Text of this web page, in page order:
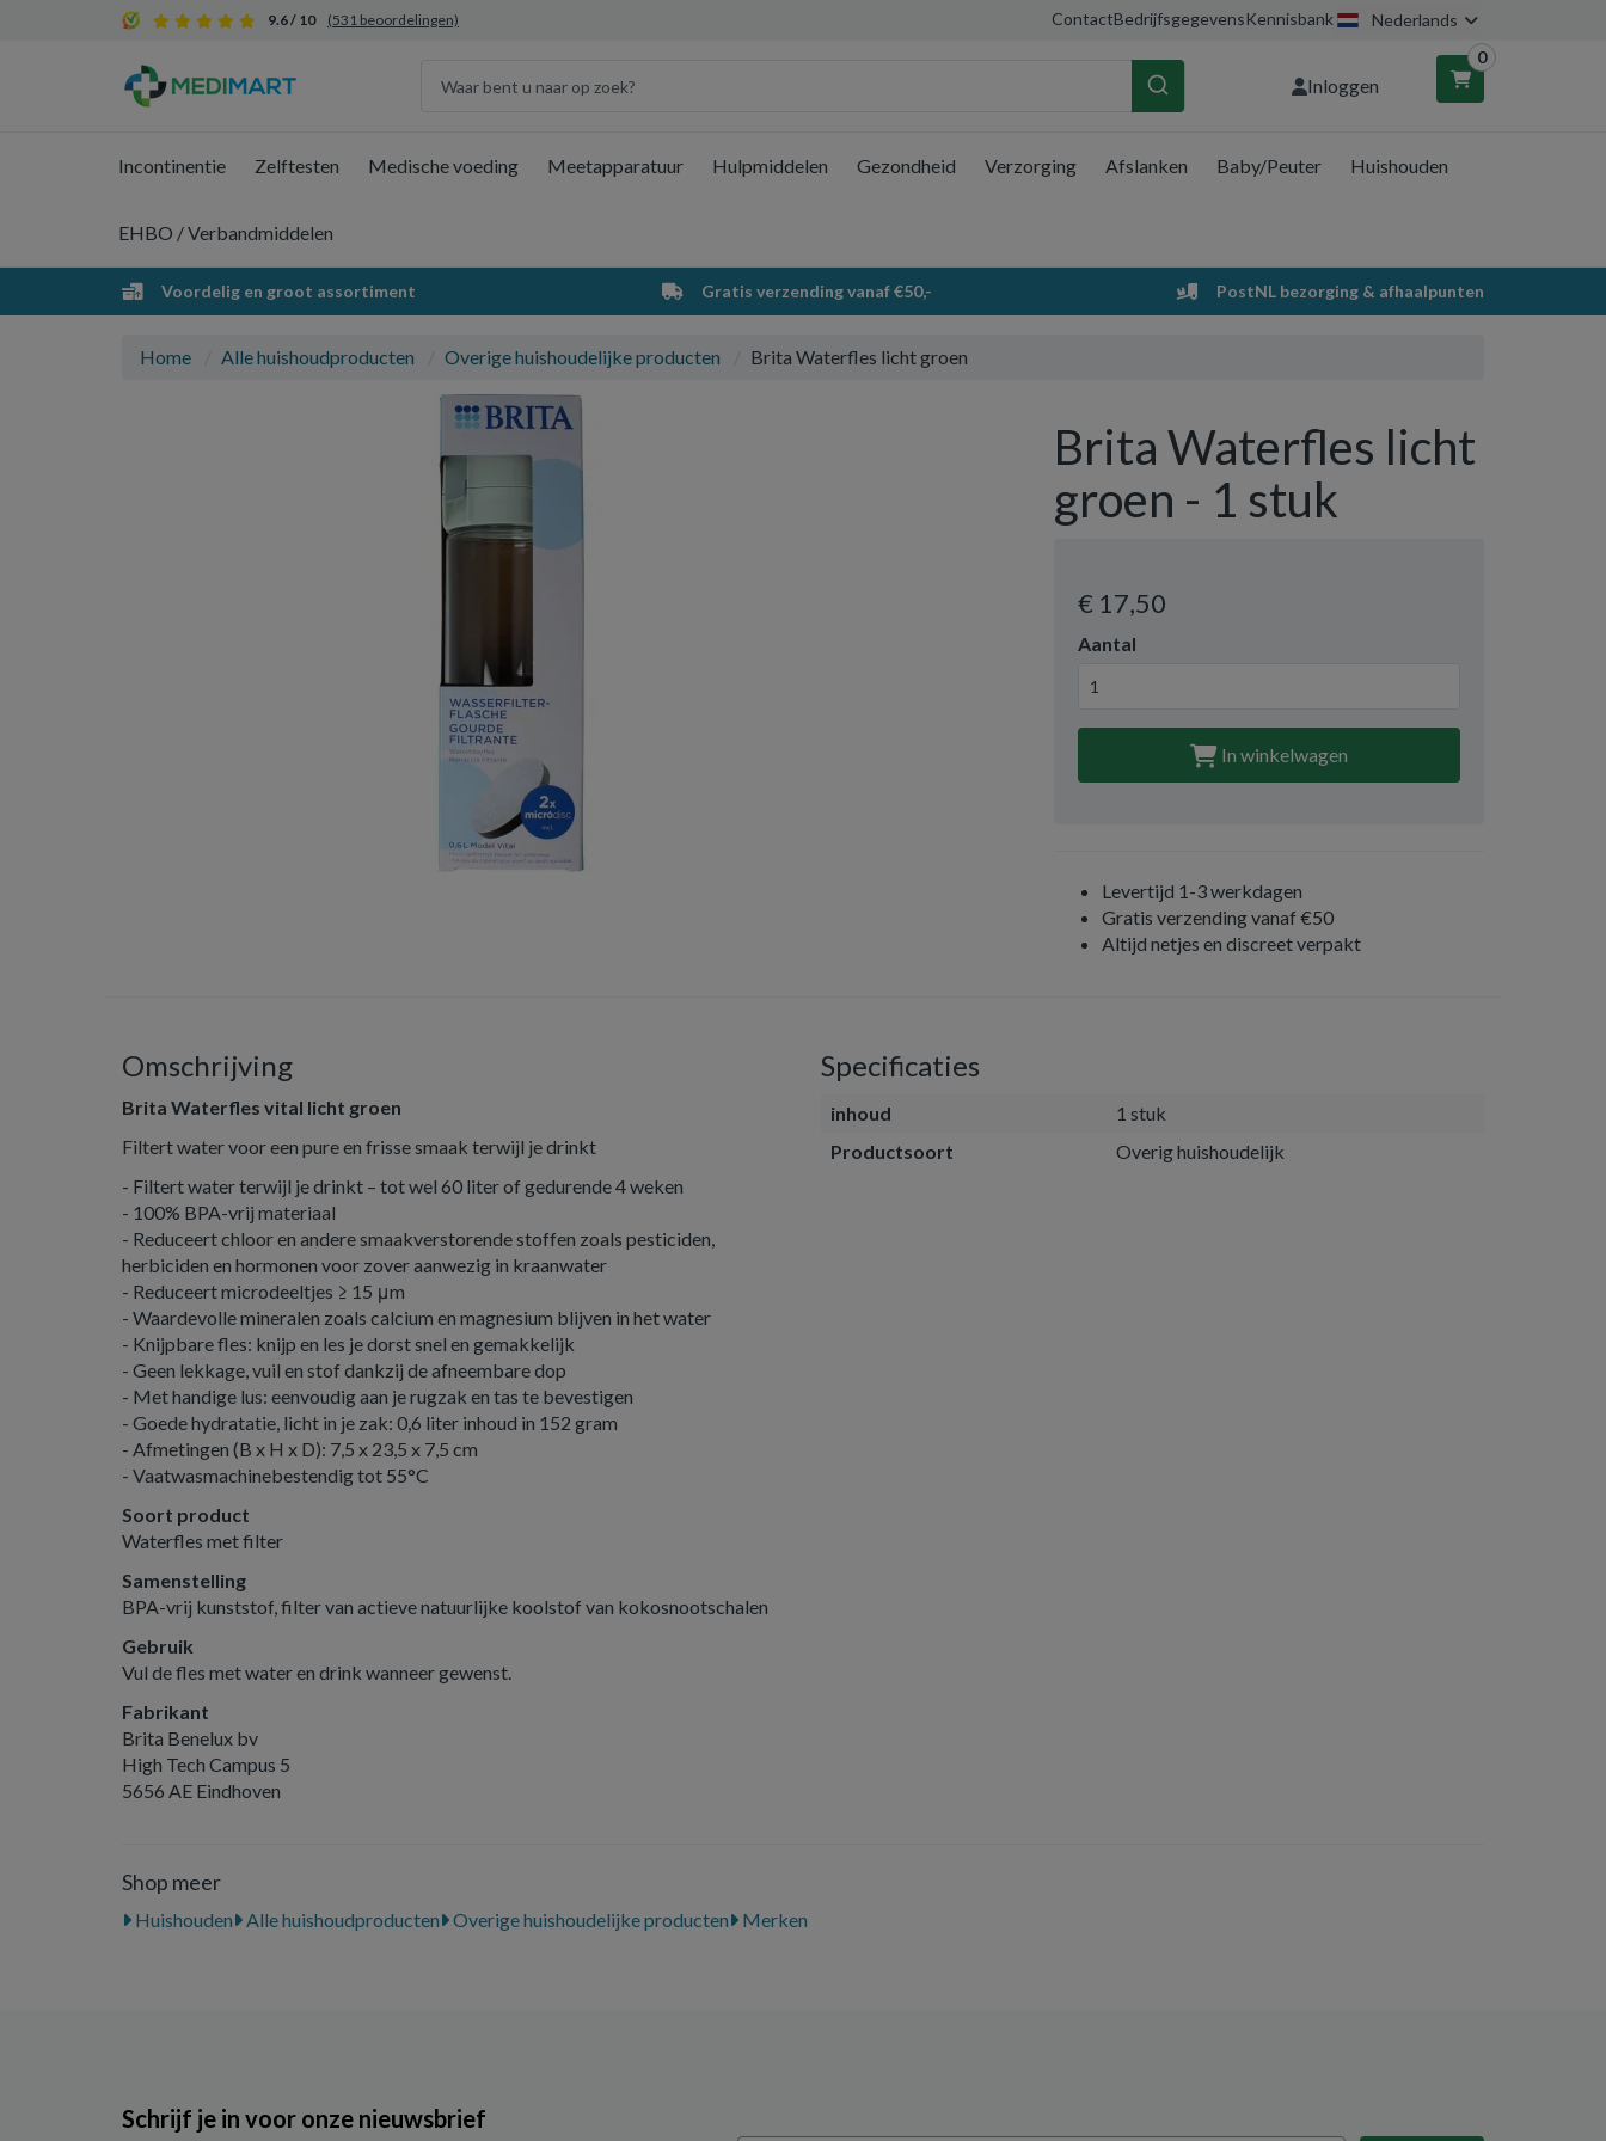
9.6 / 10 (531 beoordelingen) ContactBedrijfsgegevensKennisbank Nederlands
Inloggen
0
Winkelwagen
Uw winkelwagen is leeg.
Vul hem met producten.
Incontinentie Zelftesten Medische voeding Meetapparatuur Hulpmiddelen Gezondheid Verzorging Afslanken Baby/Peuter Huishouden
EHBO / Verbandmiddelen
Voordelig en groot assortiment Gratis verzending vanaf €50,- PostNL bezorging & afhaalpunten
Home Alle huishoudproducten Overige huishoudelijke producten Brita Waterfles licht groen
Brita Waterfles licht
groen - 1 stuk
€ 17,50
Aantal
In winkelwagen
Levertijd 1-3 werkdagen
Gratis verzending vanaf €50
Altijd netjes en discreet verpakt
Omschrijving
Brita Waterfles vital licht groen
Filtert water voor een pure en frisse smaak terwijl je drinkt
- Filtert water terwijl je drinkt – tot wel 60 liter of gedurende 4 weken
- 100% BPA-vrij materiaal
- Reduceert chloor en andere smaakverstorende stoffen zoals pesticiden,
herbiciden en hormonen voor zover aanwezig in kraanwater
- Reduceert microdeeltjes ≥ 15 μm
- Waardevolle mineralen zoals calcium en magnesium blijven in het water
- Knijpbare fles: knijp en les je dorst snel en gemakkelijk
- Geen lekkage, vuil en stof dankzij de afneembare dop
- Met handige lus: eenvoudig aan je rugzak en tas te bevestigen
- Goede hydratatie, licht in je zak: 0,6 liter inhoud in 152 gram
- Afmetingen (B x H x D): 7,5 x 23,5 x 7,5 cm
- Vaatwasmachinebestendig tot 55°C
Soort product
Waterfles met filter
Samenstelling
BPA-vrij kunststof, filter van actieve natuurlijke koolstof van kokosnootschalen
Gebruik
Vul de fles met water en drink wanneer gewenst.
Fabrikant
Brita Benelux bv
High Tech Campus 5
5656 AE Eindhoven
Specificaties
inhoud
1 stuk
Productsoort
Overig huishoudelijk
Shop meer
Huishouden Alle huishoudproducten Overige huishoudelijke producten Merken
Schrijf je in voor onze nieuwsbrief